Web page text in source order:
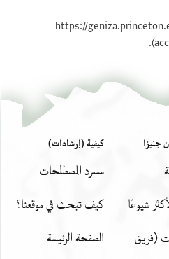
https://
جنيزا
شيوعًا
(فريق
كيفية (إرشادات)
مسرد المصطلحات
كيف تبحث في موقعنا؟
الصفحة الرئيسة